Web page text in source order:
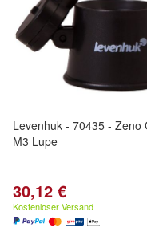
Levenhuk - 70435 - Zeno
M3 Lupe
30,12 €
Kostenloser Versand